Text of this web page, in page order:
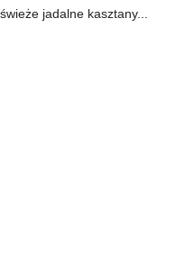
jadalne kasztany...